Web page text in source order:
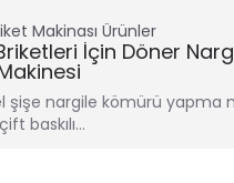
Makinası Ürünler
İçin Döner
şişe nargile kömürü yapma
baskılı…